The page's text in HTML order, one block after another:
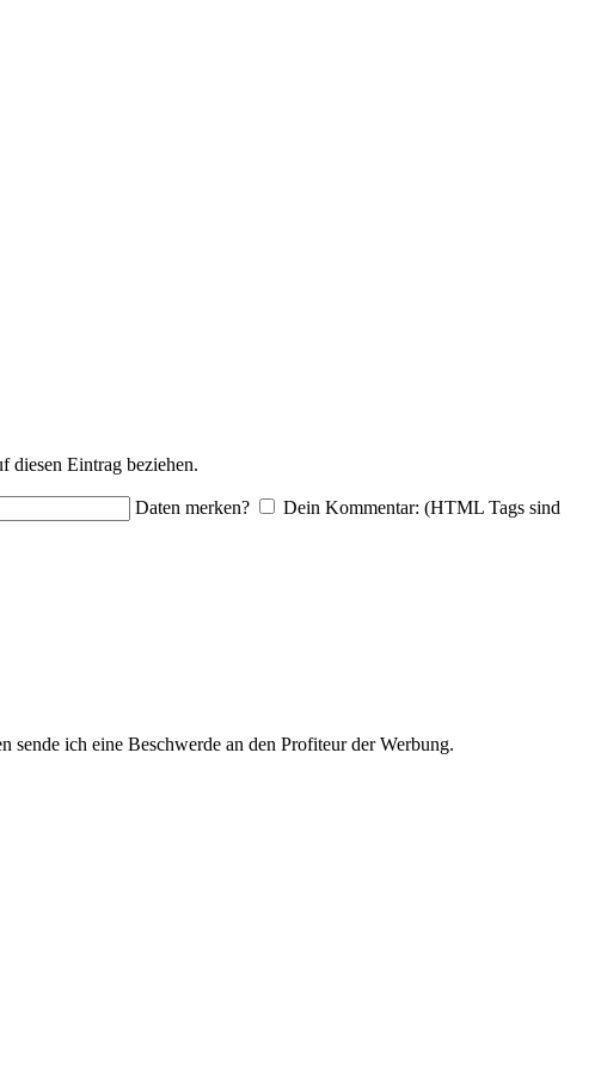
diesen Eintrag beziehen.
Daten merken? Dein Kommentar: (HTML Tags sind
sende ich eine Beschwerde an den Profiteur der Werbung.